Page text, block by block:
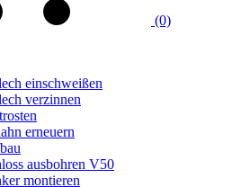
(0)
einschweißen
verzinnen
erneuern
ausbohren V50
montieren